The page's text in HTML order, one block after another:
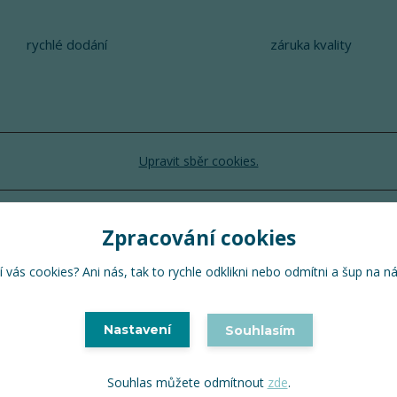
rychlé dodání záruka kvality
Upravit sběr cookies.
TuTu 2024 © Všechna práva vyhrazena
Zpracování cookies
vás cookies? Ani nás, tak to rychle odklikni nebo odmítni a šup na
Nastavení Souhlasím
Souhlas můžete odmítnout zde.